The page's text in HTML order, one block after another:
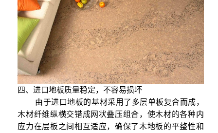
四、进口地板质量稳定，不容易损坏
由于进口地板的基材采用了多层单板复合而成，
木材纤维纵横交错成网状叠压组合，使木材的各种内
应力在层板之间相互适应，确保了木地板的平整性和